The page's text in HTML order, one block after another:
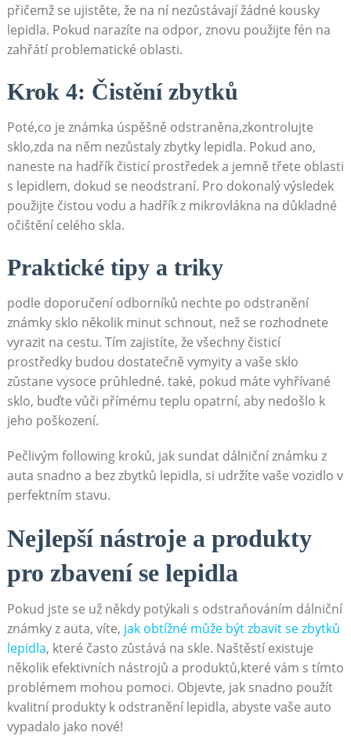
přičemž se ujistěte, že na ní nezůstávají žádné kousky
lepidla. Pokud narazíte na odpor, znovu použijte fén na
zahřátí problematické oblasti.
Krok 4: Čistění zbytků
Poté,co je známka úspěšně odstraněna,zkontrolujte
sklo,zda na něm nezůstaly zbytky lepidla. Pokud ano,
naneste na hadřík čisticí prostředek a jemně třete oblasti
s lepidlem, dokud se neodstraní. Pro dokonalý výsledek
použijte čistou vodu a hadřík z mikrovlákna na důkladné
očištění celého skla.
Praktické tipy a triky
podle doporučení odborníků nechte po odstranění
známky sklo několik minut schnout, než se rozhodnete
vyrazit na cestu. Tím zajistíte, že všechny čisticí
prostředky budou dostatečně vymyity a vaše sklo
zůstane vysoce průhledné. také, pokud máte vyhřívané
sklo, buďte vůči přímému teplu opatrní, aby nedošlo k
jeho poškození.
Pečlivým following kroků, jak sundat dálniční známku z
auta snadno a bez zbytků lepidla, si udržíte vaše vozidlo v
perfektním stavu.
Nejlepší nástroje a produkty
pro zbavení se lepidla
Pokud jste se už někdy potýkali s odstraňováním dálniční
známky z auta, víte, jak obtížné může být zbavit se zbytků
lepidla, které často zůstává na skle. Naštěstí existuje
několik efektivních nástrojů a produktů,které vám s tímto
problémem mohou pomoci. Objevte, jak snadno použít
kvalitní produkty k odstranění lepidla, abyste vaše auto
vypadalo jako nové!